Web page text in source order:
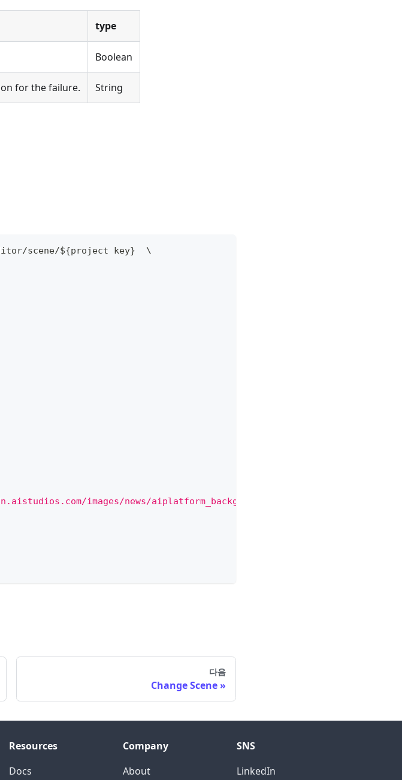
type
Boolean
for the failure. String
/scene/${project key}
  \
images/news/aiplatform_background_gradient.png"
다음
Change Scene
Resources
Docs
Company
About
SNS
LinkedIn